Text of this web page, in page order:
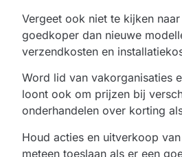
Vergeet ook niet te kijken
goedkoper dan nieuwe
verzendkosten en
Word lid van vakorganisaties
loont ook om prijzen bij
onderhandelen over korting
Houd acties en uitverkoop
meteen toeslaan als er een